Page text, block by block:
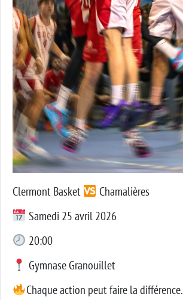
Clermont Basket
Chamalières
Samedi 25 avril 2026
20:00
Gymnase Granouillet
Chaque action peut faire la différence.